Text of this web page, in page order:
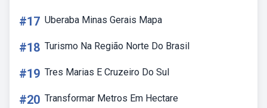
#17 Uberaba Minas Gerais Mapa
#18 Turismo Na Região Norte Do Brasil
#19 Tres Marias E Cruzeiro Do Sul
#20 Transformar Metros Em Hectare